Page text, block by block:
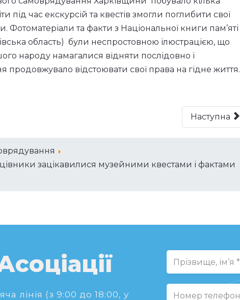
під час екскурсій та квестів змогли поглибити свої
Фотоматеріали та факти з Національної книги пам’яті
область) були неспростовною ілюстрацією, що
народу намагалися відняти послідовно і
відстоювати свої права на гідне життя.
Наступна
зацікавилися музейними квестами і фактами
лінія (з 9:00 до 18:00, у